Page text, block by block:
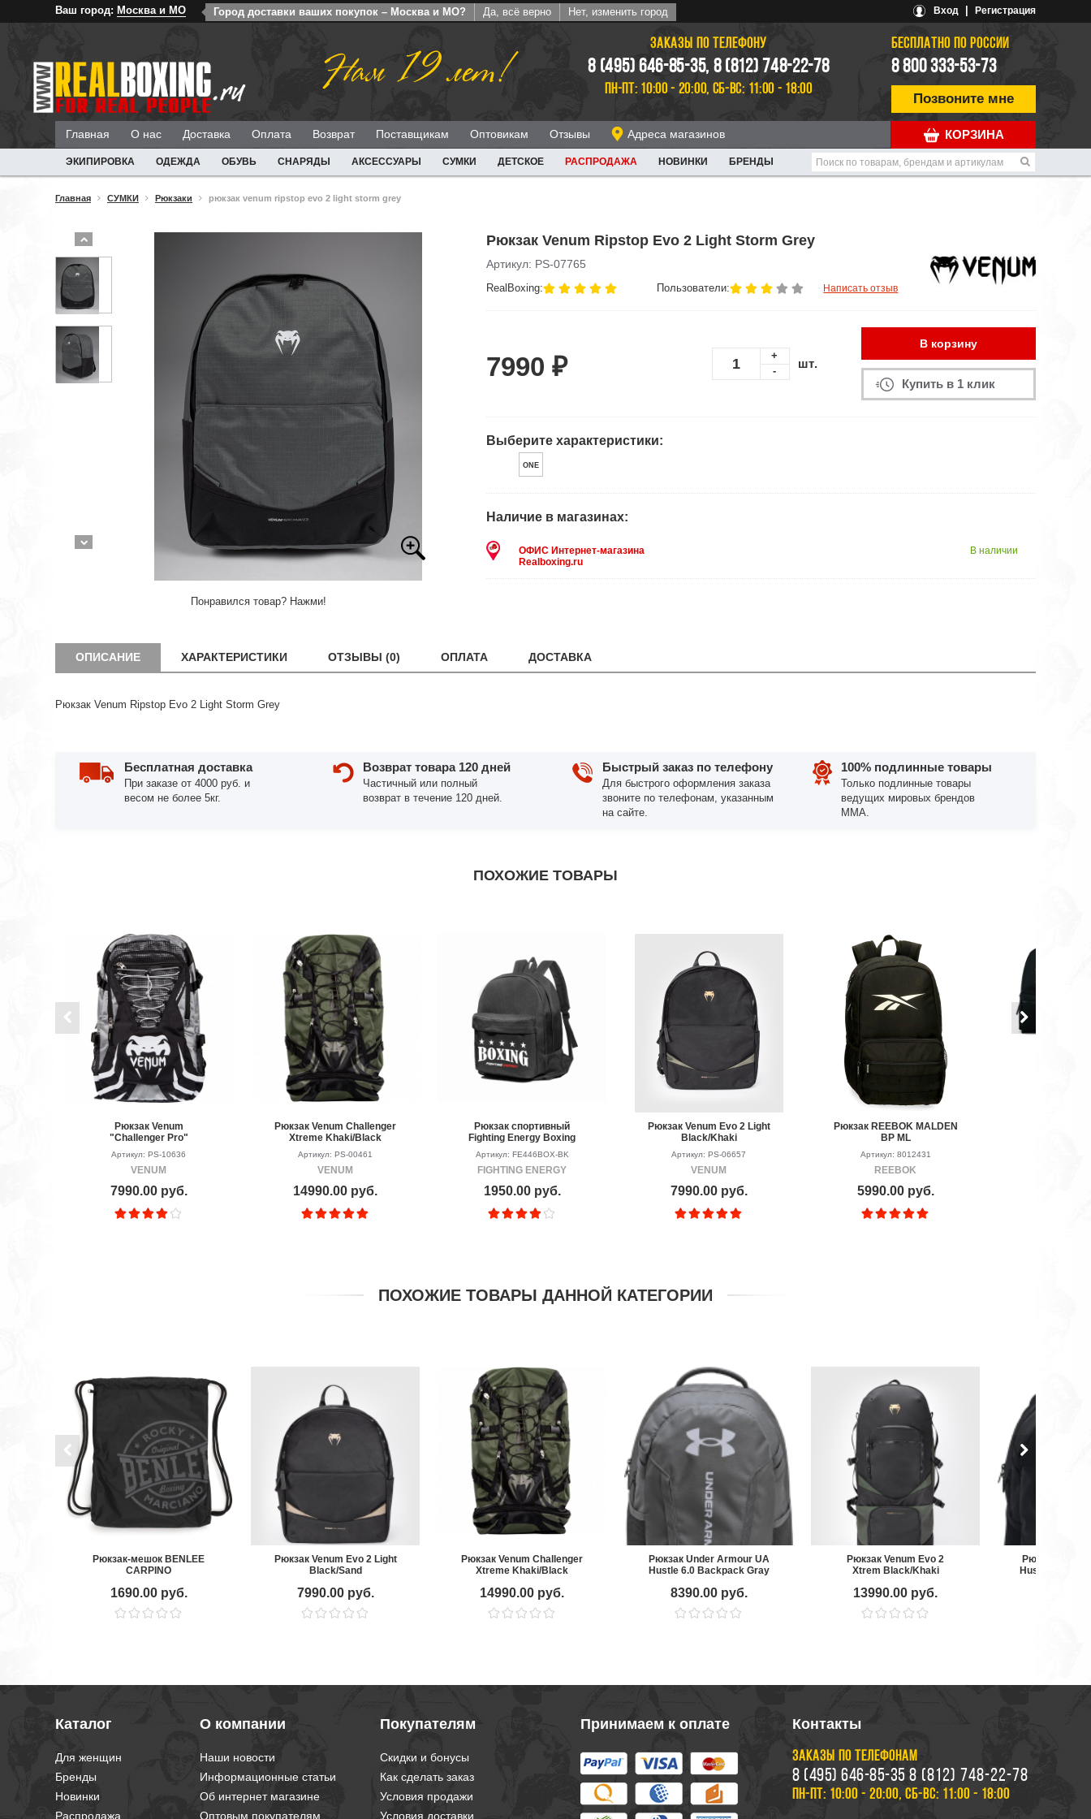
Ваш город: Москва и МО Город доставки ваших покупок – Москва и МО? Да, всё верно Нет, изменить город Вход Регистрация
Нам 19 лет! ЗАКАЗЫ ПО ТЕЛЕФОНУ
8 (495) 646-85-35, 8 (812) 748-22-78
ПН-ПТ: 10:00 - 20:00, СБ-ВС: 11:00 - 18:00
БЕСПЛАТНО ПО РОССИИ
8 800 333-53-73
Позвоните мне
КОРЗИНА
Главная О нас Доставка Оплата Возврат Поставщикам Оптовикам Отзывы Адреса магазинов
ЭКИПИРОВКА ОДЕЖДА ОБУВЬ СНАРЯДЫ АКСЕССУАРЫ СУМКИ ДЕТСКОЕ РАСПРОДАЖА НОВИНКИ БРЕНДЫ
Главная СУМКИ Рюкзаки рюкзак venum ripstop evo 2 light storm grey
Понравился товар? Нажми!
Рюкзак Venum Ripstop Evo 2 Light Storm Grey
Артикул: PS-07765
RealBoxing: Пользователи: Написать отзыв
7990 ₽
+
-
шт.
В корзину
Купить в 1 клик
Выберите характеристики:
ONE
Наличие в магазинах:
ОФИС Интернет-магазина
Realboxing.ru
В наличии
ОПИСАНИЕ ХАРАКТЕРИСТИКИ ОТЗЫВЫ (0) ОПЛАТА ДОСТАВКА
Рюкзак Venum Ripstop Evo 2 Light Storm Grey
Бесплатная доставка
При заказе от 4000 руб. и
весом не более 5кг.
Возврат товара 120 дней
Частичный или полный
возврат в течение 120 дней.
Быстрый заказ по телефону
Для быстрого оформления заказа
звоните по телефонам, указанным
на сайте.
100% подлинные товары
Только подлинные товары
ведущих мировых брендов
ММА.
ПОХОЖИЕ ТОВАРЫ
Рюкзак Venum
"Challenger Pro"
Backpack - Black/Grey
Артикул: PS-10636
VENUM
7990.00 руб.
Рюкзак Venum Challenger
Xtreme Khaki/Black
Артикул: PS-00461
VENUM
14990.00 руб.
Рюкзак спортивный
Fighting Energy Boxing
Артикул: FE446BOX-BK
FIGHTING ENERGY
1950.00 руб.
Рюкзак Venum Evo 2 Light
Black/Khaki
Артикул: PS-06657
VENUM
7990.00 руб.
Рюкзак REEBOK MALDEN
BP ML
Артикул: 8012431
REEBOK
5990.00 руб.
ПОХОЖИЕ ТОВАРЫ ДАННОЙ КАТЕГОРИИ
Рюкзак-мешок BENLEE
CARPINO
1690.00 руб.
Рюкзак Venum Evo 2 Light
Black/Sand
7990.00 руб.
Рюкзак Venum Challenger
Xtreme Khaki/Black
14990.00 руб.
Рюкзак Under Armour UA
Hustle 6.0 Backpack Gray
8390.00 руб.
Рюкзак Venum Evo 2
Xtrem Black/Khaki
13990.00 руб.
Рюкзак
Hustle 6.0
Каталог
Для женщин
Бренды
Новинки
Распродажа
О компании
Наши новости
Информационные статьи
Об интернет магазине
Оптовым покупателям
Покупателям
Скидки и бонусы
Как сделать заказ
Условия продажи
Условия доставки
Принимаем к оплате Контакты
ЗАКАЗЫ ПО ТЕЛЕФОНАМ
8 (495) 646-85-35 8 (812) 748-22-78
ПН-ПТ: 10:00 - 20:00, СБ-ВС: 11:00 - 18:00